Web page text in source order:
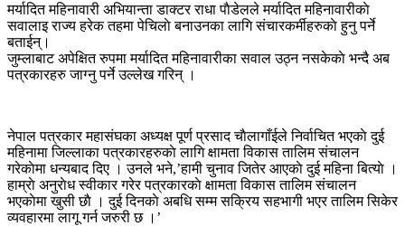
मर्यादित महिनावारी अभियान्ता डाक्टर राधा पाैडेलले मर्यादित महिनावारीकाे
सवालाइ राज्य हरेक तहमा पेचिलाे बनाउनका लागि संचारकर्मीहरुकाे हुनु पर्ने
बताईन्।
जुम्लाबाट अपेक्षित रुपमा मर्यादित महिनावारीका सवाल उठ्न नसकेकाे भन्दै अब
पत्रकारहरु जाग्नु पर्ने उल्लेख गरिन् ।
नेपाल पत्रकार महासंघका अध्यक्ष पूर्ण प्रसाद चाैलागाँईले निर्वाचित भएकाे दुई
महिनामा जिल्लाका पत्रकारहरुकाे लागि क्षामता विकास तालिम संचालन
गरेकाेमा धन्यबाद दिए । उनले भने,’हामी चुनाव जितेर आएकाे दुई महिना बित्याे ।
हाम्राे अनुराेध स्वीकार गरेर पत्रकारकाे क्षामता विकास तालिम संचालन
भएकाेमा खुसी छाै । दुई दिनकाे अबधि सम्म सक्रिय सहभागी भएर तालिम सिकेर
व्यवहारमा लागू गर्न जरुरी छ ।’